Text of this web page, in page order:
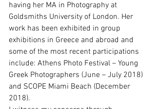
having her MA in Photography at
Goldsmiths University of London. Her
work has been exhibited in group
exhibitions in Greece and abroad and
some of the most recent participations
include: Athens Photo Festival – Young
Greek Photographers (June – July 2018)
and SCOPE Miami Beach (December
2018).